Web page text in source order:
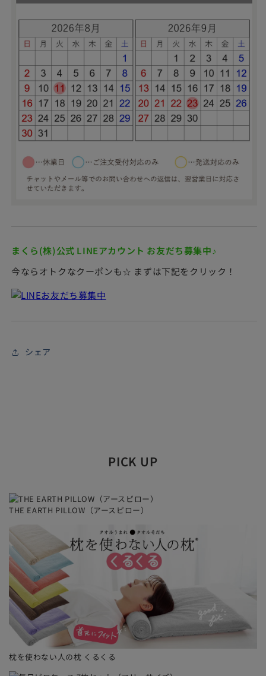
ラッピングはイメージです。リボンの色など変更になる
可能性があります。
商品は個別にラッピングします。まとめてラッピング
や、商品ごとにラッピングの色を変更したい場合には、
ご注文の際に備考欄にてお知らせください。
となる可能性があります。
※ラッピングのみのご注文は受け付けておりません。必ず商品
のわかるような明細書やチラシは同封しておりません。
明細書の同封をご希望の場合や、別送で明細書をご希望
か、別途ご連絡くださるようお願いします。
商品のサイズや形状によって当店で使い分けています。
荷姿やラッピングのカラー等、お客さまからのご指定・
ご要望はお受け付けしておりませんのでご了承くださ
い。
ご希望者のみのサービスとなっております。
ご注文時に必ず商品と一緒にカートに入れてください。
商品と一緒に選択されていない場合はラッピングなしの
通常発送になります。
一部対象外の商品がございます。
※寝ごこち安心保証の対象商品は「枕」「抱き枕」です。
※ただし、人形・ぬいぐるみ抱き枕、枕カバー、足枕などの商
品は対象外となります。
▼保証期間をもっと長くしたい方に
【長期保証】寝ごこち安心保証60
保証期間をもっと長くしたいという方には、
すすめです。税込 1,000円
旅館・ホテル・宿泊施設向けの業務用寝具・枕
福祉・介護施設向けの業務用寝具・枕
接骨院・整体院リラクゼーション施設向けの業務用枕
イベントPR・広告代理店向けの販促用寝具・枕・クッシ
社内イベント・従業員向け福利厚生として
お問い合わせフォーム
まくら(株)公式 LINEアカウント お友だち募集中♪
今ならオトクなクーポンも☆ まずは下記をクリック！
シェア
PICK UP
THE EARTH PILLOW（アースピロー）
枕を使わない人の枕 くるくる